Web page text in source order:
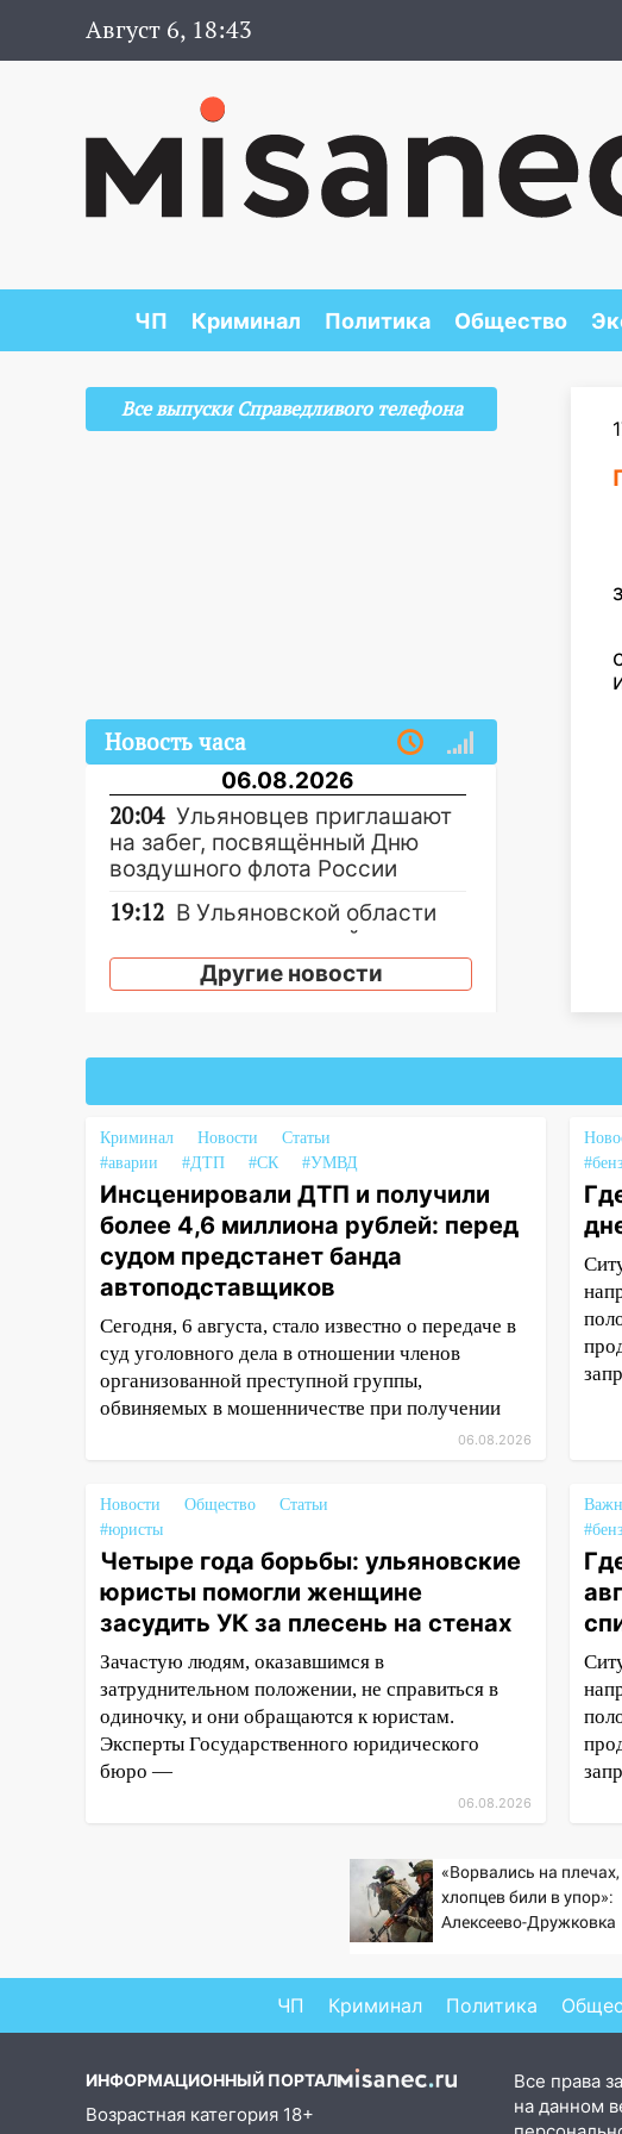
Август 6, 18:43
ЧП Криминал Политика Общество
Все выпуски Справедливого телефона
Новость часа
06.08.2026
20:04 Ульяновцев приглашают
на забег, посвящённый Дню
воздушного флота России
19:12 В Ульяновской области
руководителя частной
компании наказали за сокрытие
прошлого своего сотрудник
баскетбола!
17:08 Ульяновский областной
суд оставил в силе приговор
руководству
«УльяновскФармации» за
махинации на 3,2 млн рублей
16:09
Ветераны легкой
атлетики из Ульяновска
успешно выступили на
Чемпионате России
16:02 В Ульяновской области
убрали более 28% площадей
15:51
Бросила кирпич в жену
брата: в Ульяновской области
завели дело на агрессивную
женщину
15:47 На улице Радищева
в Ульяновске
15:15 Проводил до квартиры и
ограбил: новый кавалер
женщины оказался
движение по улице Ефремова
67% ульяновцев готовы
передумать увольняться, если
Инсценировали ДТП и
получили более 4,6 миллиона
предстанет банда
автоподставщиков
Другие новости
Криминал Новости
Статьи
#аварии
#ДТП #СК #УМВД
Инсценировали ДТП и получили
более 4,6 миллиона рублей: перед
судом предстанет банда
автоподставщиков
Сегодня, 6 августа, стало известно о передаче в
суд уголовного дела в отношении членов
организованной преступной группы,
обвиняемых в мошенничестве при получении
06.08.2026
Новости Общество
Статьи
#юристы
Четыре года борьбы: ульяновские
юристы помогли женщине
засудить УК за плесень на стенах
Зачастую людям, оказавшимся в
затруднительном положении, не справиться в
одиночку, и они обращаются к юристам.
Эксперты Государственного юридического
бюро —
06.08.2026
«Ворвались на плечах,
хлопцев били в упор»:
Алексеево-Дружковка
ЧП Криминал Политика
ИНФОРМАЦИОННЫЙ ПОРТАЛ
Возрастная категория 18+
Все права
на данном